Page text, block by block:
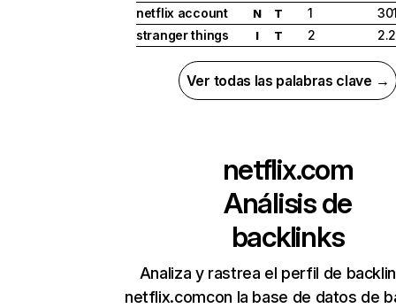
netflix account
N T 1
stranger things
I T 2
Ver todas las palabras clave →
netflix.com
Análisis de
backlinks
Analiza y rastrea el perfil de
netflix.comcon la base de datos de